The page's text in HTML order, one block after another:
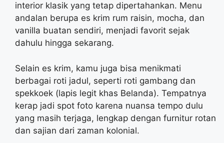
interior klasik yang tetap dipertahankan. Menu
andalan berupa es krim rum raisin, mocha, dan
vanilla buatan sendiri, menjadi favorit sejak
dahulu hingga sekarang.
Selain es krim, kamu juga bisa menikmati
berbagai roti jadul, seperti roti gambang dan
spekkoek (lapis legit khas Belanda). Tempatnya
kerap jadi spot foto karena nuansa tempo dulu
yang masih terjaga, lengkap dengan furnitur rotan
dan sajian dari zaman kolonial.